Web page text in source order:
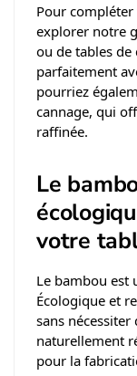
Pour compléter
explorer notre
ou de tables de
parfaitement
pourriez
cannage, qui
raffinée.
Le
votre
Le bambou est
Écologique et
sans nécessiter
naturellement
pour la